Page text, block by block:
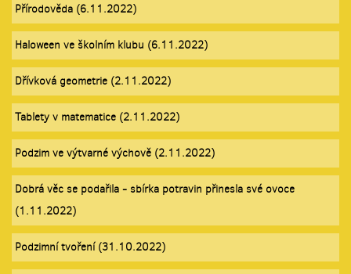
Přírodověda (6.11.2022)
Haloween ve školním klubu (6.11.2022)
Dřívková geometrie (2.11.2022)
Tablety v matematice (2.11.2022)
Podzim ve výtvarné výchově (2.11.2022)
Dobrá věc se podařila - sbírka potravin přinesla své ovoce
(1.11.2022)
Podzimní tvoření (31.10.2022)